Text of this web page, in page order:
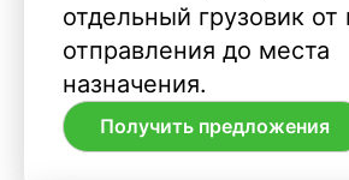
отдельный грузовик от
отправления до места
назначения.
Получить предложения